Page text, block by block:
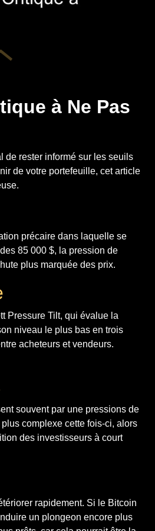
à Ne Pas
de rester informé sur les seuils
de votre portefeuille, cet article
précaire dans laquelle se
85 000 $, la pression de
plus marquée des prix.
Pressure Tilt, qui évalue la
niveau le plus bas en trois
acheteurs et vendeurs.
souvent par une pressions de
complexe cette fois-ci, alors
des investisseurs à court
rapidement. Si le Bitcoin
un plongeon encore plus